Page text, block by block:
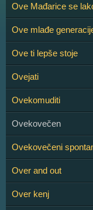
Ove Mađarice se
Ove mlađe
Ove ti lepše stoje
Ovejati
Ovekomuditi
Ovekovečen
Ovekovečeni
Over and out
Over kenj